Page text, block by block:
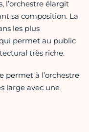
l’orchestre élargit
sa composition. La
les plus
permet au public
très riche.
permet à l’orchestre
large avec une